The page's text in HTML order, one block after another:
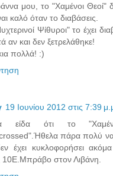
μου, το "Χαμένοι Θεοί"
καλό όταν το διαβάσεις.
Ψίθυροι" το έχει
αν και δεν ξετρελάθηκε!
πολλά! :)
19 Ιουνίου 2012 στις 7:39
είδα ότι το
πάρα πολύ να
έχει κυκλοφορήσει
10Ε.Μπράβο στον Λιβάνη.